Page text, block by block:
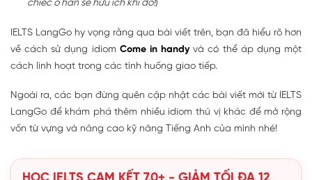
chiếc ô hẳn sẽ hữu ích khi đó!)
IELTS LangGo hy vọng rằng qua bài viết trên, bạn đã hiểu rõ hơn
về cách sử dụng idiom Come in handyvà có thể áp dụng một
cách linh hoạt trong các tình huống giao tiếp.
Ngoài ra, các bạn đừng quên cập nhật các bài viết mới từ IELTS
LangGo để khám phá thêm nhiều idiom thú vị khác để mở rộng
vốn từ vựng và nâng cao kỹ năng Tiếng Anh của mình nhé!